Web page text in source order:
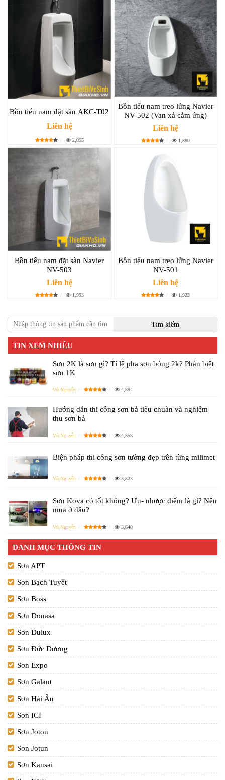
Bồn tiểu nam đặt sàn AKC-T02
Liên hệ
2,055
Bồn tiểu nam treo lửng Navier
NV-502 (Van xả cảm ứng)
Liên hệ
1,880
Bồn tiểu nam đặt sàn Navier
NV-503
Liên hệ
1,993
Bồn tiểu nam treo lửng Navier
NV-501
Liên hệ
1,923
TIN XEM NHIỀU
Sơn 2K là sơn gì? Tỉ lệ pha sơn bóng 2k? Phân biệt
sơn 1K
Vũ Nguyễn 4,694
Hướng dẫn thi công sơn bả tiêu chuẩn và nghiệm
thu sơn bả
Vũ Nguyễn 4,553
Biện pháp thi công sơn tường đẹp trên từng milimet
Vũ Nguyễn 3,823
Sơn Kova có tốt không? Ưu- nhược điểm là gì? Nên
mua ở đâu?
Vũ Nguyễn 3,640
DANH MỤC THÔNG TIN
Sơn APT
Sơn Bạch Tuyết
Sơn Boss
Sơn Donasa
Sơn Dulux
Sơn Đức Dương
Sơn Expo
Sơn Galant
Sơn Hải Âu
Sơn ICI
Sơn Joton
Sơn Jotun
Sơn Kansai